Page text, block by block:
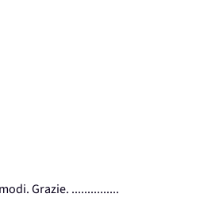
Grazie. ...............